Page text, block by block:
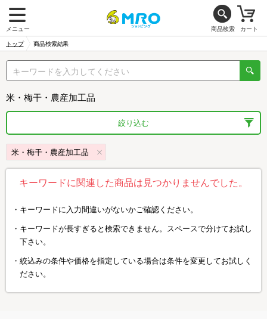
メニュー 商品検索 カート
トップ 商品検索結果
米・梅干・農産加工品
絞り込む
米・梅干・農産加工品
キーワードに関連した商品は見つかりませんでした。
キーワードに入力間違いがないかご確認ください。
キーワードが長すぎると検索できません。スペースで分けてお試し
下さい。
絞込みの条件や価格を指定している場合は条件を変更してお試しく
ださい。